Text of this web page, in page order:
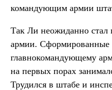
командующим армии
Так Ли неожиданно стал
армии. Сформированные
главнокомандующему
на первых порах
Трудился в штабе и